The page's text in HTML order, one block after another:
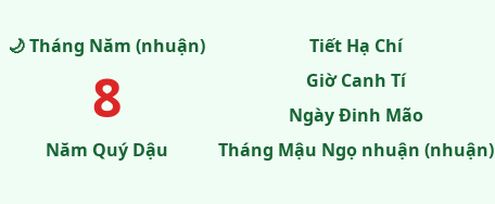
🌙 Tháng Năm (nhuận)
8
Năm Quý Dậu
Tiết Hạ Chí
Giờ Canh Tí
Ngày Đinh Mão
Tháng Mậu Ngọ nhuận (nhuận)